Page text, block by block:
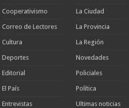
Cooperativismo
Correo de Lectores
Cultura
Deportes
Editorial
El País
Entrevistas
La Ciudad
La Provincia
La Región
Novedades
Policiales
Política
Ultimas noticias